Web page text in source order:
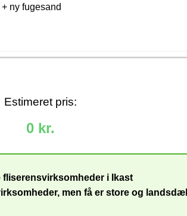
ny fugesand
Estimeret pris:
0 kr.
fliserensvirksomheder i Ikast
men få er store og